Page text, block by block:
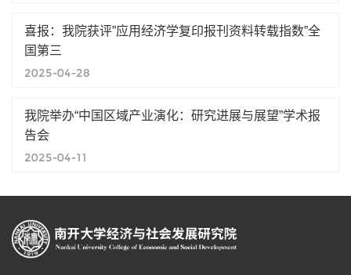
喜报：我院获评”应用经济学复印报刊资料转载指数”全
国第三
2025-04-28
我院举办“中国区域产业演化：研究进展与展望”学术报
告会
2025-04-11